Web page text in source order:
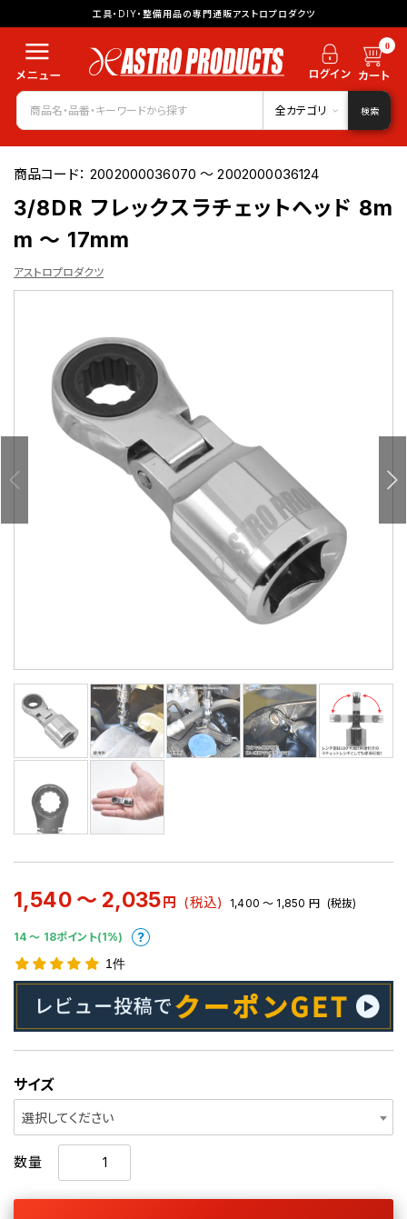
工具・DIY・整備用品の専門通販アストロプロダクツ
0
全カテゴリ 検索
商品コード：2002000036070 ～ 2002000036124
3/8DR フレックスラチェットヘッド 8m
m ～ 17mm
アストロプロダクツ
1,540 ～ 2,035 円 (税込) 1,400 ～ 1,850 円 (税抜)
14 〜 18ポイント(1%)
1件
サイズ
選択してください
数量